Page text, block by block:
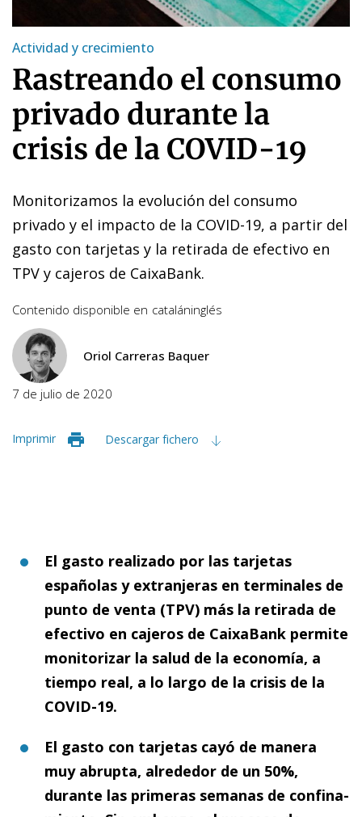
Actividad y crecimiento
Rastreando el consumo
privado durante la
crisis de la COVID-19
Monitorizamos la evolución del consumo
privado y el impacto de la COVID-19, a partir del
gasto con tarjetas y la retirada de efectivo en
TPV y cajeros de CaixaBank.
Contenido disponible en cataláninglés
Oriol Carreras Baquer
7 de julio de 2020
Imprimir Descargar fichero
El gasto realizado por las tarjetas
españolas y extranjeras en terminales de
punto de venta (TPV) más la retirada de
efectivo en cajeros de CaixaBank permite
monitorizar la salud de la economía, a
tiempo real, a lo largo de la crisis de la
COVID-19.
El gasto con tarjetas cayó de manera
muy abrupta, alrededor de un 50%,
durante las primeras semanas de con­­fi­­na­­